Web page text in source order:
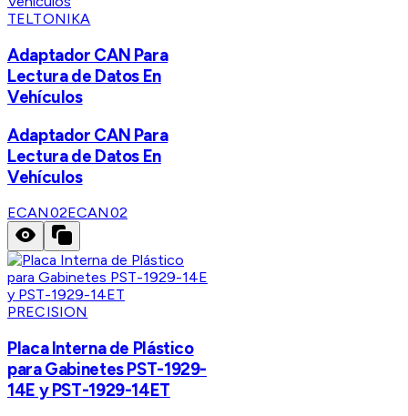
TELTONIKA
Adaptador CAN Para
Lectura de Datos En
Vehículos
Adaptador CAN Para
Lectura de Datos En
Vehículos
ECAN02ECAN02
PRECISION
Placa Interna de Plástico
para Gabinetes PST-1929-
14E y PST-1929-14ET